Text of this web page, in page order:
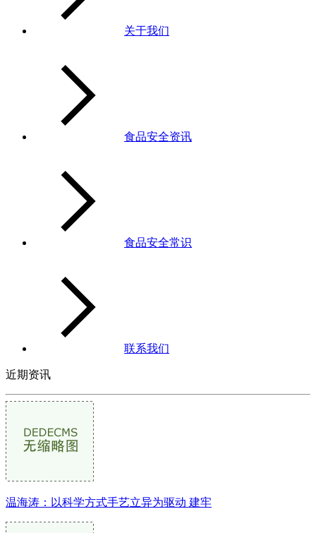
关于我们
食品安全资讯
食品安全常识
联系我们
近期资讯
温海涛：以科学方式手艺立异为驱动 建牢